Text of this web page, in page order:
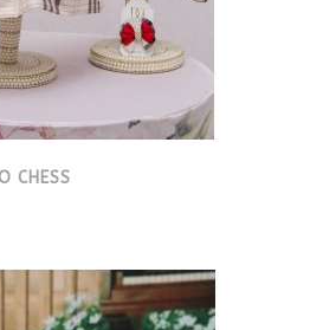
CHESS